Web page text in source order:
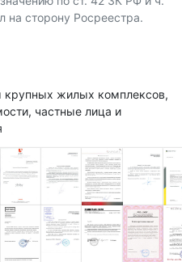
на сторону Росреестра.
жилых комплексов,
частные лица и